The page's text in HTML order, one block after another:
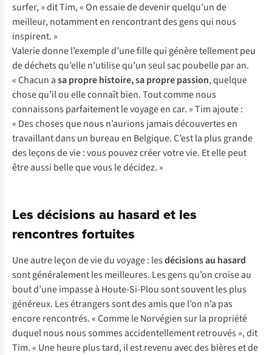
surfer, » dit Tim, « On essaie de devenir quelqu’un de
meilleur, notamment en rencontrant des gens qui nous
inspirent. »
Valerie donne l’exemple d’une fille qui génère tellement peu
de déchets qu’elle n’utilise qu’un seul sac poubelle par an.
« Chacun asa propre histoire, sa propre passion, quelque
chose qu’il ou elle connaît bien. Tout comme nous
connaissons parfaitement le voyage en car. » Tim ajoute :
« Des choses que nous n’aurions jamais découvertes en
travaillant dans un bureau en Belgique. C’est la plus grande
des leçons de vie : vous pouvez créer votre vie. Et elle peut
être aussi belle que vous le décidez. »
Les décisions au hasard et les
rencontres fortuites
Une autre leçon de vie du voyage : lesdécisions au hasard
sont généralement les meilleures. Les gens qu’on croise au
bout d’une impasse à Houte-Si-Plou sont souvent les plus
généreux. Les étrangers sont des amis que l’on n’a pas
encore rencontrés. « Comme le Norvégien sur la propriété
duquel nous nous sommes accidentellement retrouvés », dit
Tim. « Une heure plus tard, il est revenu avec des bières et de